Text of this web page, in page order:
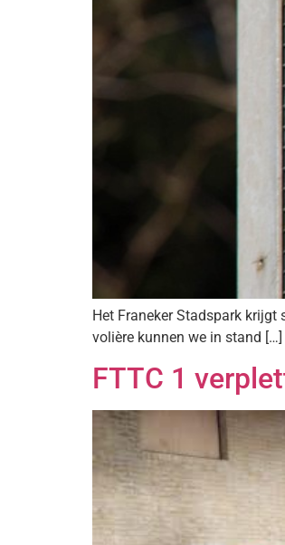
Het Franeker Stadspark
volière kunnen we in stand […]
FTTC 1